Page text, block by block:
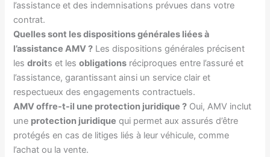
l’assistance et des indemnisations prévues dans votre
contrat.
Quelles sont les dispositions générales liées à
l’assistance AMV ? Les dispositions générales précisent
lesdroits et lesobligations réciproques entre l’assuré et
l’assistance, garantissant ainsi un service clair et
respectueux des engagements contractuels.
AMV offre-t-il une protection juridique ? Oui, AMV inclut
une protection juridique qui permet aux assurés d’être
protégés en cas de litiges liés à leur véhicule, comme
l’achat ou la vente.